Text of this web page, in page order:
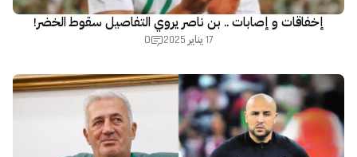
إخفاقات و إصابات .. بن ناصر يروي التفاصيل سقوط الخضر!
17 يناير 2025 0